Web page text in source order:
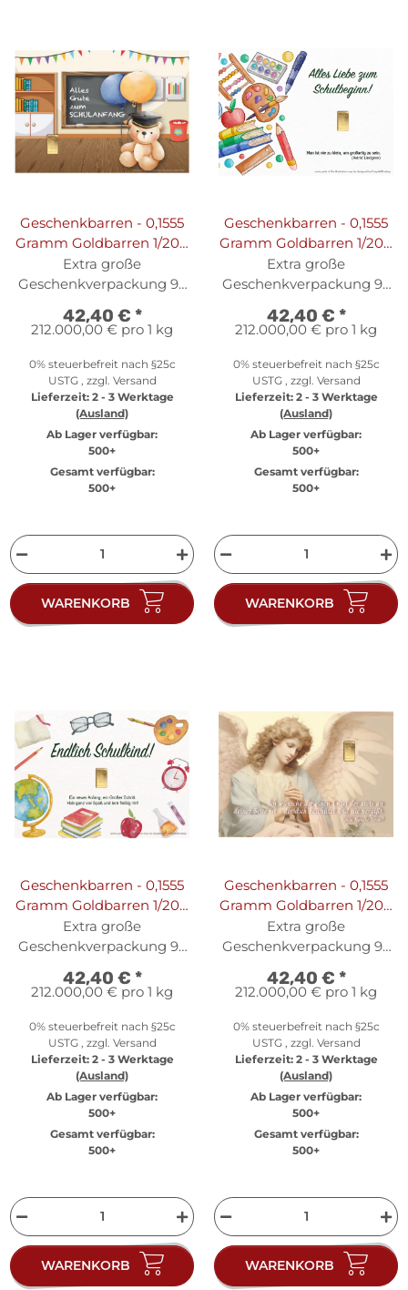
Geschenkbarren - 0,1555
Gramm Goldbarren 1/200
oz - Schulanfang
Extra große
Geschenkverpackung 95
42,40 € *
212.000,00 € pro 1 kg
0% steuerbefreit nach §25c
USTG , zzgl. Versand
Lieferzeit: 2 - 3 Werktage
(Ausland)
Ab Lager verfügbar:
500+
Gesamt verfügbar:
500+
WARENKORB
Geschenkbarren - 0,1555
Gramm Goldbarren 1/200
oz - Schulbeginn
Extra große
Geschenkverpackung 95
42,40 € *
212.000,00 € pro 1 kg
0% steuerbefreit nach §25c
USTG , zzgl. Versand
Lieferzeit: 2 - 3 Werktage
(Ausland)
Ab Lager verfügbar:
500+
Gesamt verfügbar:
500+
WARENKORB
Geschenkbarren - 0,1555
Gramm Goldbarren 1/200
oz - Schulkind
Extra große
Geschenkverpackung 95
42,40 € *
212.000,00 € pro 1 kg
0% steuerbefreit nach §25c
USTG , zzgl. Versand
Lieferzeit: 2 - 3 Werktage
(Ausland)
Ab Lager verfügbar:
500+
Gesamt verfügbar:
500+
WARENKORB
Geschenkbarren - 0,1555
Gramm Goldbarren 1/200
oz - Schutzengel Beige
Extra große
Geschenkverpackung 95
42,40 € *
212.000,00 € pro 1 kg
0% steuerbefreit nach §25c
USTG , zzgl. Versand
Lieferzeit: 2 - 3 Werktage
(Ausland)
Ab Lager verfügbar:
500+
Gesamt verfügbar:
500+
WARENKORB